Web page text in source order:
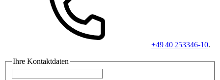
+49 40 253346-10.
Ihre Kontaktdaten